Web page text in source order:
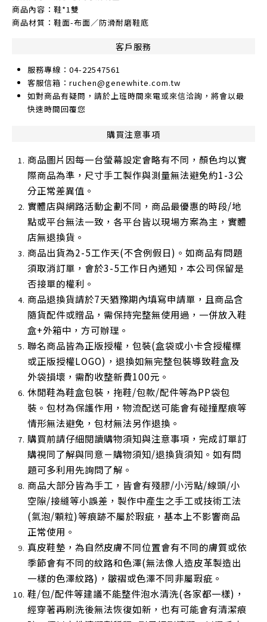
商品內容：鞋*1雙
商品材質：鞋面-布面／防滑耐磨鞋底
客戶服務
服務專線：04-22547561
客服信箱：ruchen@genewhite.com.tw
如對商品有疑問，請於上班時間來電或來信洽詢，將會以最
快速時間回覆您
購買注意事項
商品圖片因每一台螢幕設定會略有不同，顏色均以實
際商品為準，尺寸手工製作與測量無法避免約1-3公
分正常差異值。
實體店與網路活動企劃不同，商品最優惠的時段/地
點或平台無法一致，各平台皆以現場方案為主，實體
店無退換貨。
商品出貨為2-5工作天(不含例假日)。如商品有問題
須取消訂單，會於3-5工作日內通知，本公司保留是
否接單的權利。
商品退換貨請於7天猶豫期內填寫申請單，且商品含
隨貨配件或贈品，需保持完整無使用過，一併放入鞋
盒+外箱中，方可辦理。
聯名商品皆為正版授權，包裝(盒袋或小卡含授權標
或正版授權LOGO)，退換如無完整包裝導致鞋盒及
外袋損壞，需酌收整新費100元。
休閒鞋為鞋盒包裝，拖鞋/包款/配件等為PP袋包
裝。包材為保護作用，物流配送可能會有碰撞壓痕等
情形無法避免，包材無法另作退換。
購買前請仔細閱讀購物須知與注意事項，完成訂單訂
購視同了解與同意－購物須知/退換貨須知。如有問
題可多利用先詢問了解。
商品大部分皆為手工，皆會有殘膠/小污點/線頭/小
空隙/接縫等小誤差，製作中產生之手工或技術工法
(氣泡/顆粒)等痕跡不屬於瑕疵，基本上不影響商品
正常使用 。
真皮鞋墊，為自然皮膚不同位置會有不同的膚質或依
季節會有不同的紋路和色澤(無法像人造皮革製造出
一樣的色澤紋路)，皺褶或色澤不同非屬瑕疵。
鞋/包/配件等建議不能整件泡水清洗(各家都一樣)，
經穿著再刷洗後無法恢復如新，也有可能會有清潔痕